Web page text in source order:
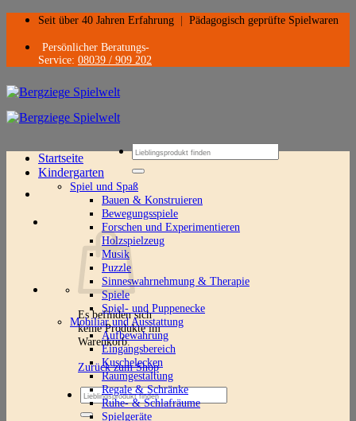
Zum
springen
Seit über 40 Jahren Erfahrung Pädagogisch geprüfte Spielwaren
Persönlicher Beratungs-
Service: 08039 / 909 202
Suchen
nach:
Es befinden sich
keine Produkte im
Warenkorb.
Zurück zum Shop
Suchen
nach:
Startseite
Kindergarten
Spiel und Spaß
Bauen & Konstruieren
Bewegungsspiele
Forschen und Experimentieren
Holzspielzeug
Musik
Puzzle
Sinneswahrnehmung & Therapie
Spiele
Spiel- und Puppenecke
Mobiliar und Ausstattung
Aufbewahrung
Eingangsbereich
Kuschelecken
Raumgestaltung
Regale & Schränke
Ruhe- & Schlafräume
Spielgeräte